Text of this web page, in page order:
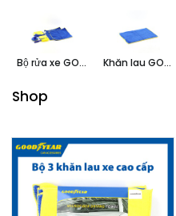
Bộ rửa xe GOODYEAR Khăn lau GOODYEAR
Shop